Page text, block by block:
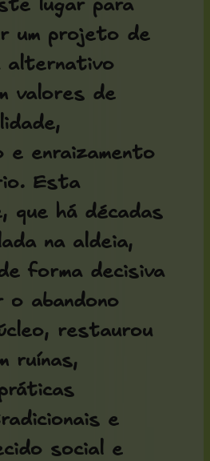
lugar para
um projeto de
alternativo
valores de
e enraizamento
Esta
que há décadas
na aldeia,
forma decisiva
abandono
restaurou
ruínas,
e
social e